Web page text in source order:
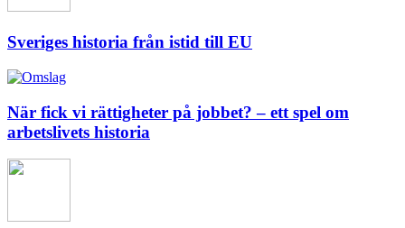
Sveriges historia från istid till EU
När fick vi rättigheter på jobbet? – ett spel om
arbetslivets historia